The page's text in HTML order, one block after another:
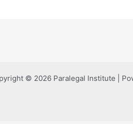
© 2026 Paralegal Institute |